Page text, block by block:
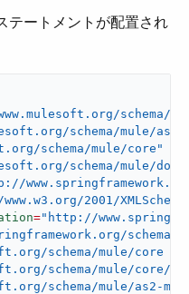
テートメントが配置され
schema/
schema/mule/as2-
schema/mule/core"
schema/mule/
2001/
="http://
schema/mule/core
schema/mule/as2-